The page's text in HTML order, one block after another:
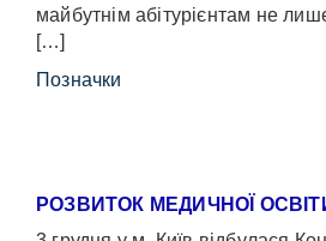
майбутнім абітурієнтам не
[…]
Позначки
РОЗВИТОК МЕДИЧНОЇ